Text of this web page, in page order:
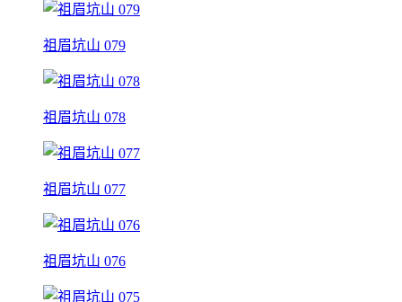
祖眉坑山 079
祖眉坑山 078
祖眉坑山 077
祖眉坑山 076